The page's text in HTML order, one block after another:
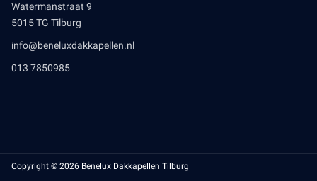
Watermanstraat 9
5015 TG Tilburg
info@beneluxdakkapellen.nl
013 7850985
Copyright © 2026 Benelux Dakkapellen Tilburg